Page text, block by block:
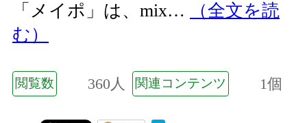
「メイポ」は、mix…
（全文を読
む）
閲覧数 360人 関連コンテンツ 1個